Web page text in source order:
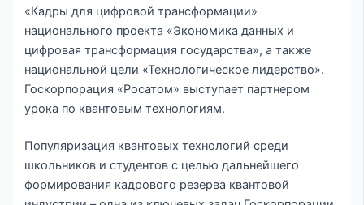
«Кадры для цифровой трансформации»
национального проекта «Экономика данных и
цифровая трансформация государства», а также
национальной цели «Технологическое лидерство».
Госкорпорация «Росатом» выступает партнером
урока по квантовым технологиям.
Популяризация квантовых технологий среди
школьников и студентов с целью дальнейшего
формирования кадрового резерва квантовой